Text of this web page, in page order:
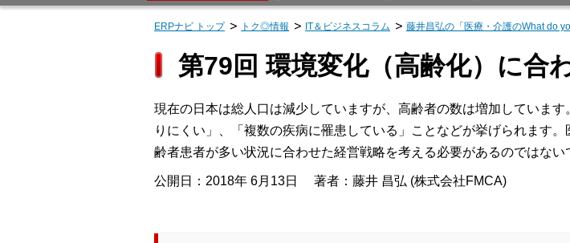
ERPナビ トップ トク◎情報 IT＆ビジネスコラム 藤井昌弘の「医療・介護のWhat do
第79回 環境変化（高齢化）に合
現在の日本は総人口は減少していますが、高齢者の数は増加していま
りにくい」、「複数の疾病に罹患している」ことなどが挙げられます
齢者患者が多い状況に合わせた経営戦略を考える必要があるのではない
公開日：2018年 6月13日 著者：藤井 昌弘 (株式会社FMCA)